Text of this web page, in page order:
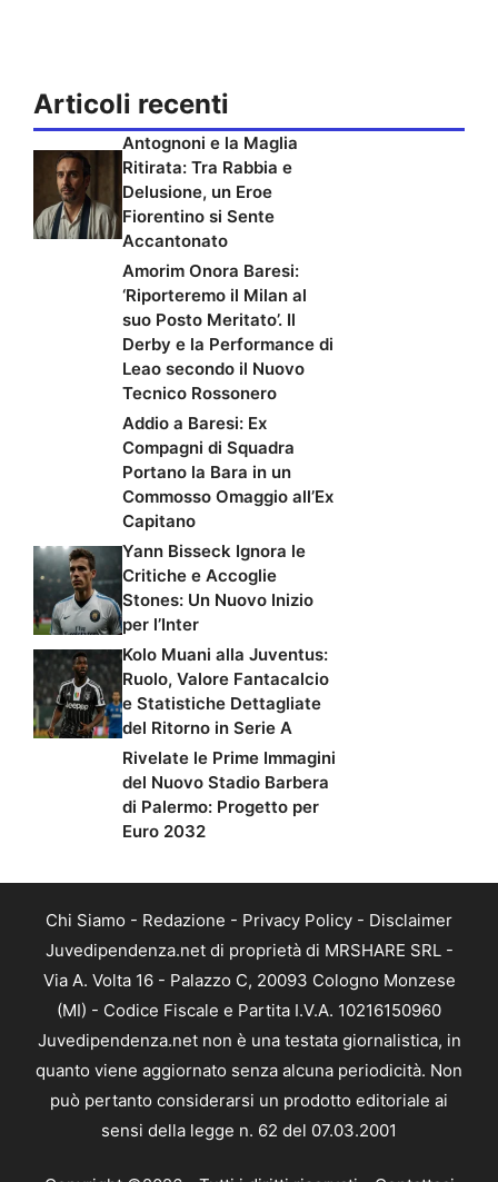
Articoli recenti
Antognoni e la Maglia
Ritirata: Tra Rabbia e
Delusione, un Eroe
Fiorentino si Sente
Accantonato
Amorim Onora Baresi:
‘Riporteremo il Milan al
suo Posto Meritato’. Il
Derby e la Performance di
Leao secondo il Nuovo
Tecnico Rossonero
Addio a Baresi: Ex
Compagni di Squadra
Portano la Bara in un
Commosso Omaggio all’Ex
Capitano
Yann Bisseck Ignora le
Critiche e Accoglie
Stones: Un Nuovo Inizio
per l’Inter
Kolo Muani alla Juventus:
Ruolo, Valore Fantacalcio
e Statistiche Dettagliate
del Ritorno in Serie A
Rivelate le Prime Immagini
del Nuovo Stadio Barbera
di Palermo: Progetto per
Euro 2032
Chi Siamo - Redazione - Privacy Policy - Disclaimer
Juvedipendenza.net di proprietà di MRSHARE SRL -
Via A. Volta 16 - Palazzo C, 20093 Cologno Monzese
(MI) - Codice Fiscale e Partita I.V.A. 10216150960
Juvedipendenza.net non è una testata giornalistica, in
quanto viene aggiornato senza alcuna periodicità. Non
può pertanto considerarsi un prodotto editoriale ai
sensi della legge n. 62 del 07.03.2001